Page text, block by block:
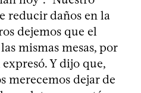
reducir daños en la
dejemos que el
mismas mesas, por
expresó. Y dijo que,
merecemos dejar de